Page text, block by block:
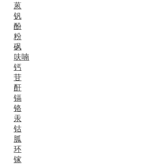
蒽
钒
酚
粉
砜
呋喃
钙
苷
酐
镉
铬
汞
钴
胍
环
镓